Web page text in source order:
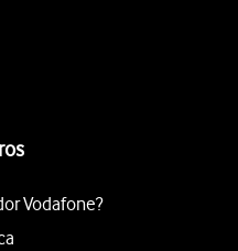
Vodafone?